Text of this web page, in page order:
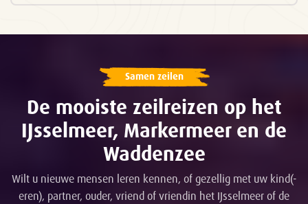
Samen zeilen
De mooiste zeilreizen op het
IJsselmeer, Markermeer en de
Waddenzee
Wilt u nieuwe mensen leren kennen, of gezellig met uw kind(-
eren), partner, ouder, vriend of vriendin het IJsselmeer of de